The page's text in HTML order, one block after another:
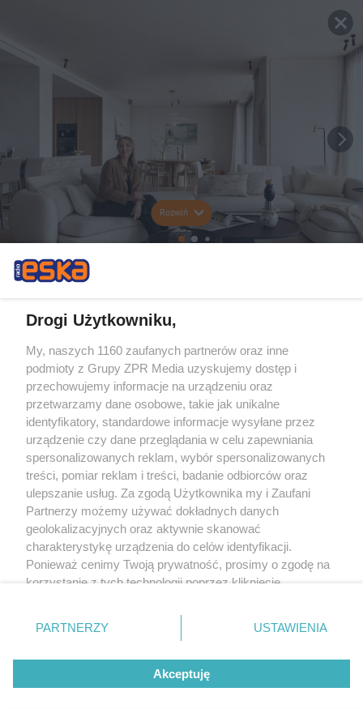
Rozwiń
Drogi Użytkowniku,
My, naszych 1160 zaufanych partnerów oraz inne
podmioty z Grupy ZPR Media uzyskujemy dostęp i
przechowujemy informacje na urządzeniu oraz
przetwarzamy dane osobowe, takie jak unikalne
identyfikatory, standardowe informacje wysyłane przez
urządzenie czy dane przeglądania w celu zapewniania
spersonalizowanych reklam, wybór spersonalizowanych
treści, pomiar reklam i treści, badanie odbiorców oraz
ulepszanie usług. Za zgodą Użytkownika my i Zaufani
Partnerzy możemy używać dokładnych danych
geolokalizacyjnych oraz aktywnie skanować
charakterystykę urządzenia do celów identyfikacji.
Ponieważ cenimy Twoją prywatność, prosimy o zgodę na
korzystanie z tych technologii poprzez kliknięcie
zmienić/wycofać klikając przycisk ustawień prywatności
znajdujący się w lewym dolnym rogu strony
rodzaje przetwarzania danych nie wymagają zgody
użytkownika, ale masz prawo sprzeciwić się takiemu
przetwarzaniu. Preferencje będą miały zastosowanie tylko
PARTNERZY USTAWIENIA
Akceptuję